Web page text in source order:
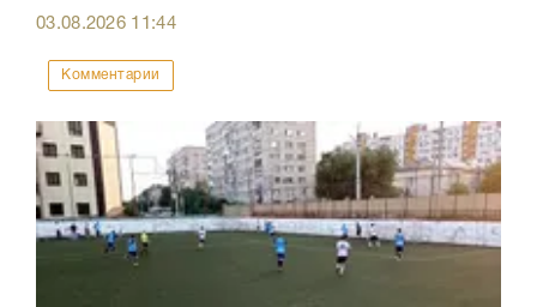
03.08.2026 11:44
Комментарии